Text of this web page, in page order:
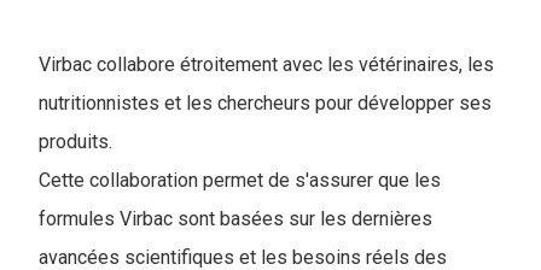
Virbac collabore étroitement avec les vétérinaires, les
nutritionnistes et les chercheurs pour développer ses
produits.
Cette collaboration permet de s'assurer que les
formules Virbac sont basées sur les dernières
avancées scientifiques et les besoins réels des